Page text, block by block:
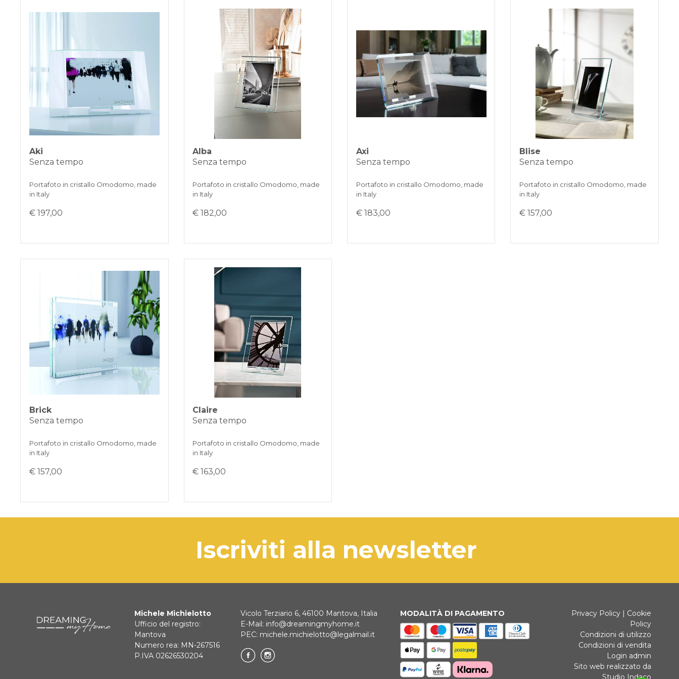
KLARNA
Pagamento in 3 rate senza interessi per ordini superiori a 35 €
REINDIRIZZAMENTI BANCARI
Aki
Senza tempo
Portafoto in cristallo Omodomo, made
in Italy
€ 197,00
Alba
Senza tempo
Portafoto in cristallo Omodomo, made
in Italy
€ 182,00
Axi
Senza tempo
Portafoto in cristallo Omodomo, made
in Italy
€ 183,00
Blise
Senza tempo
Portafoto in cristallo Omodomo, made
in Italy
€ 157,00
Brick
Senza tempo
Portafoto in cristallo Omodomo, made
in Italy
€ 157,00
Claire
Senza tempo
Portafoto in cristallo Omodomo, made
in Italy
€ 163,00
iscriviti alla newsletter
Michele Michielotto
Ufficio del registro:
Mantova
Numero rea: MN-267516
P.IVA 02626530204
Vicolo Terziario 6, 46100 Mantova, Italia
E-Mail: info@dreamingmyhome.it
PEC: michele.michielotto@legalmail.it
MODALITÀ DI PAGAMENTO Privacy Policy| Cookie
Policy
Condizioni di utilizzo
Condizioni di vendita
Login admin
Sito web realizzato da
Studio Indaco